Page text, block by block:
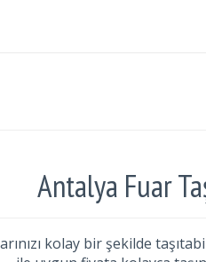
Antalya Fuar
kolay bir şekilde